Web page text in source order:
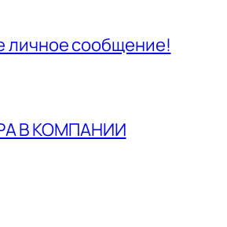
личное сообщение!
В КОМПАНИИ